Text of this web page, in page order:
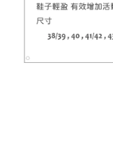
NT$ 1,080